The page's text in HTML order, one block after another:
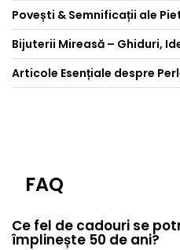
Povești & Semnificații ale
Bijuterii Mireasă – Ghiduri,
Articole Esențiale despre
FAQ
Ce fel de cadouri se
împlinește 50 de ani?